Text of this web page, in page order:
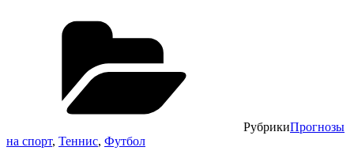
РубрикиПрогнозы
на спорт, Теннис, Футбол